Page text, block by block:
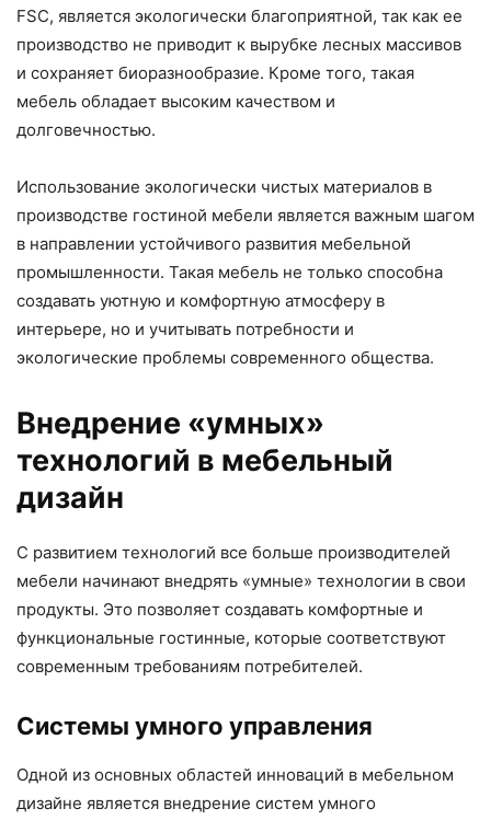
FSC, является экологически благоприятной, так как ее
производство не приводит к вырубке лесных массивов
и сохраняет биоразнообразие. Кроме того, такая
мебель обладает высоким качеством и
долговечностью.
Использование экологически чистых материалов в
производстве гостиной мебели является важным шагом
в направлении устойчивого развития мебельной
промышленности. Такая мебель не только способна
создавать уютную и комфортную атмосферу в
интерьере, но и учитывать потребности и
экологические проблемы современного общества.
Внедрение «умных»
технологий в мебельный
дизайн
С развитием технологий все больше производителей
мебели начинают внедрять «умные» технологии в свои
продукты. Это позволяет создавать комфортные и
функциональные гостинные, которые соответствуют
современным требованиям потребителей.
Системы умного управления
Одной из основных областей инноваций в мебельном
дизайне является внедрение систем умного